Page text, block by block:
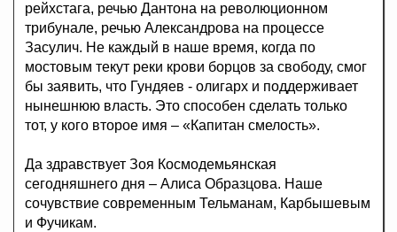
рейхстага, речью Дантона на революционном
трибунале, речью Александрова на процессе
Засулич. Не каждый в наше время, когда по
мостовым текут реки крови борцов за свободу, смог
бы заявить, что Гундяев - олигарх и поддерживает
нынешнюю власть. Это способен сделать только
тот, у кого второе имя – «Капитан смелость».
Да здравствует Зоя Космодемьянская
сегодняшнего дня – Алиса Образцова. Наше
сочувствие современным Тельманам, Карбышевым
и Фучикам.